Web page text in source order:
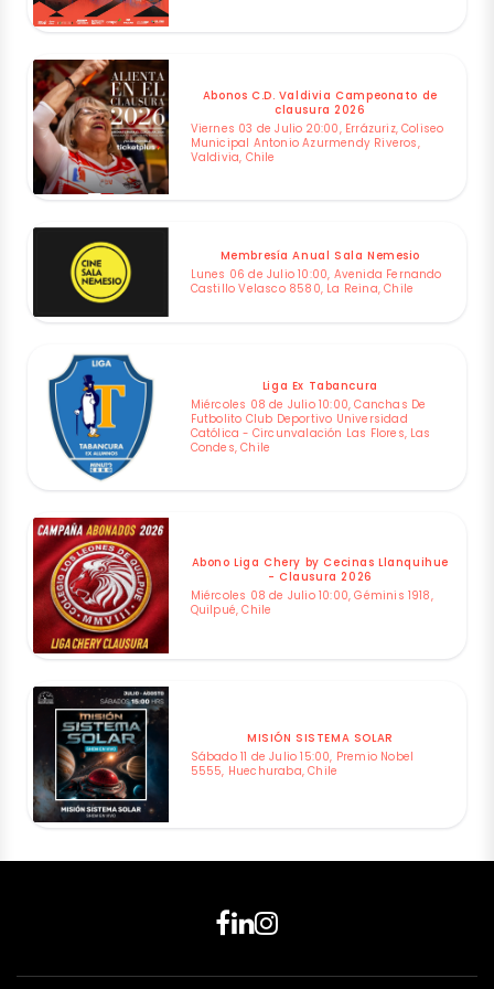
Abonos C.D. Valdivia Campeonato de
clausura 2026
Viernes 03 de Julio 20:00, Errázuriz, Coliseo
Municipal Antonio Azurmendy Riveros,
Valdivia, Chile
Membresía Anual Sala Nemesio
Lunes 06 de Julio 10:00, Avenida Fernando
Castillo Velasco 8580, La Reina, Chile
Liga Ex Tabancura
Miércoles 08 de Julio 10:00, Canchas De
Futbolito Club Deportivo Universidad
Católica - Circunvalación Las Flores, Las
Condes, Chile
Abono Liga Chery by Cecinas Llanquihue
- Clausura 2026
Miércoles 08 de Julio 10:00, Géminis 1918,
Quilpué, Chile
MISIÓN SISTEMA SOLAR
Sábado 11 de Julio 15:00, Premio Nobel
5555, Huechuraba, Chile